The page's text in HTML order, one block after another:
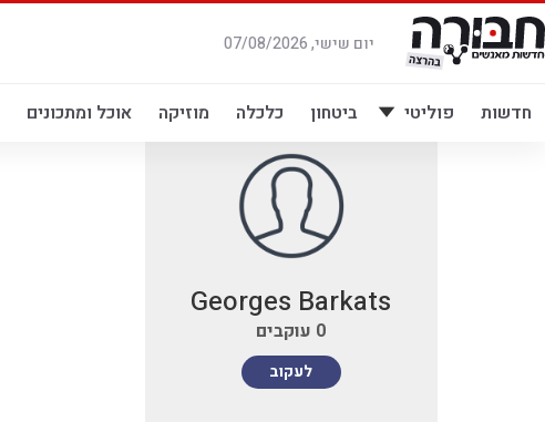
דלג
לתוכן
יום שישי, 07/08/2026
חדשות פוליטי ביטחון כלכלה מוזיקה אוכל ומתכונים
Georges Barkats
0 עוקבים
לעקוב